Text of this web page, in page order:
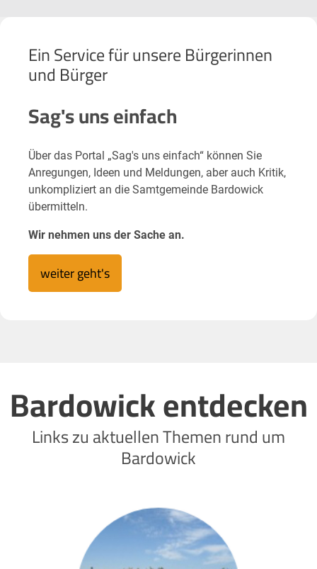
Ein Service für unsere Bürgerinnen
und Bürger
Sag's uns einfach
Über das Portal „Sag's uns einfach“ können Sie
Anregungen, Ideen und Meldungen, aber auch Kritik,
unkompliziert an die Samtgemeinde Bardowick
übermitteln.
Wir nehmen uns der Sache an.
weiter geht's
Bardowick entdecken
Links zu aktuellen Themen rund um
Bardowick